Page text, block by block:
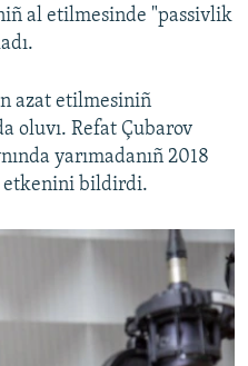
al etilmesinde "passivlik
azat etilmesiniñ
oluvı. Refat Çubarov
yarımadanıñ 2018
etkenini bildirdi.